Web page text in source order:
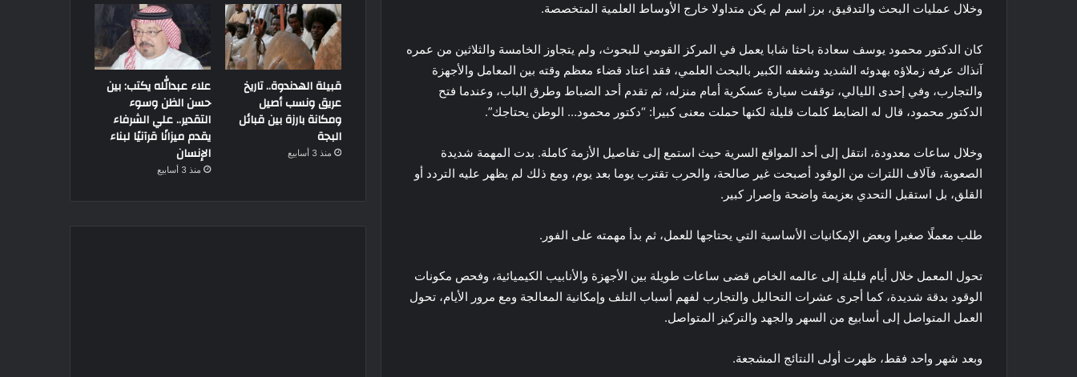
وخلال عمليات البحث والتدقيق، برز اسم لم يكن متداولا خارج الأوساط العلمية المتخصصة.
كان الدكتور محمود يوسف سعادة باحثا شابا يعمل في المركز القومي للبحوث، ولم يتجاوز الخامسة والثلاثين من عمره
آنذاك عرفه زملاؤه بهدوئه الشديد وشغفه الكبير بالبحث العلمي، فقد اعتاد قضاء معظم وقته بين المعامل والأجهزة
والتجارب، وفي إحدى الليالي، توقفت سيارة عسكرية أمام منزله، ثم تقدم أحد الضباط وطرق الباب، وعندما فتح
الدكتور محمود، قال له الضابط كلمات قليلة لكنها حملت معنى كبيرا: “دكتور محمود… الوطن يحتاجك”.
وخلال ساعات معدودة، انتقل إلى أحد المواقع السرية حيث استمع إلى تفاصيل الأزمة كاملة. بدت المهمة شديدة
الصعوبة، فآلاف اللترات من الوقود أصبحت غير صالحة، والحرب تقترب يوما بعد يوم، ومع ذلك لم يظهر عليه التردد أو
القلق، بل استقبل التحدي بعزيمة واضحة وإصرار كبير.
طلب معملًا صغيرا وبعض الإمكانيات الأساسية التي يحتاجها للعمل، ثم بدأ مهمته على الفور.
تحول المعمل خلال أيام قليلة إلى عالمه الخاص قضى ساعات طويلة بين الأجهزة والأنابيب الكيميائية، وفحص مكونات
الوقود بدقة شديدة، كما أجرى عشرات التحاليل والتجارب لفهم أسباب التلف وإمكانية المعالجة ومع مرور الأيام، تحول
العمل المتواصل إلى أسابيع من السهر والجهد والتركيز المتواصل.
وبعد شهر واحد فقط، ظهرت أولى النتائج المشجعة.
قبيلة الهدندوة.. تاريخ
عريق ونسب أصيل
ومكانة بارزة بين قبائل
البجة
منذ 3 أسابيع
علاء عبدالله يكتب: بين
حسن الظن وسوء
التقدير.. علي الشرفاء
يقدم ميزانًا قرآنيًا لبناء
الإنسان
منذ 3 أسابيع